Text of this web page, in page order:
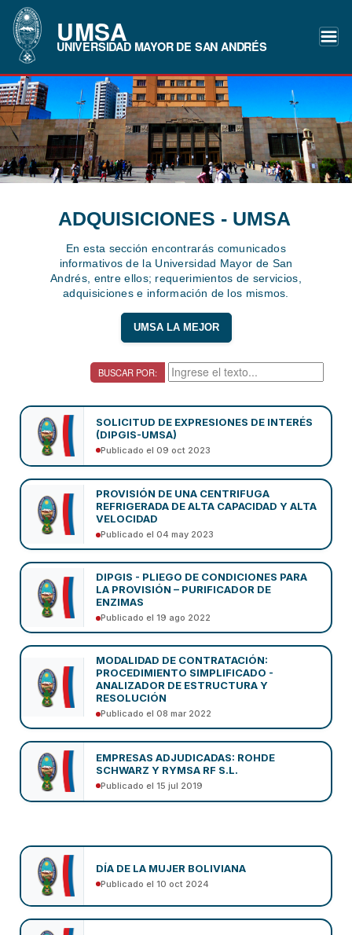
UMSA
UNIVERSIDAD MAYOR DE SAN ANDRÉS
ADQUISICIONES - UMSA
En esta sección encontrarás comunicados
informativos de la Universidad Mayor de San
Andrés, entre ellos; requerimientos de servicios,
adquisiciones e información de los mismos.
UMSA LA MEJOR
BUSCAR POR:
SOLICITUD DE EXPRESIONES DE INTERÉS
(DIPGIS-UMSA)
Publicado el 09 oct 2023
PROVISIÓN DE UNA CENTRIFUGA
REFRIGERADA DE ALTA CAPACIDAD Y ALTA
VELOCIDAD
Publicado el 04 may 2023
DIPGIS - PLIEGO DE CONDICIONES PARA
LA PROVISIÓN – PURIFICADOR DE
ENZIMAS
Publicado el 19 ago 2022
MODALIDAD DE CONTRATACIÓN:
PROCEDIMIENTO SIMPLIFICADO -
ANALIZADOR DE ESTRUCTURA Y
RESOLUCIÓN
Publicado el 08 mar 2022
EMPRESAS ADJUDICADAS: ROHDE
SCHWARZ Y RYMSA RF S.L.
Publicado el 15 jul 2019
DÍA DE LA MUJER BOLIVIANA
Publicado el 10 oct 2024